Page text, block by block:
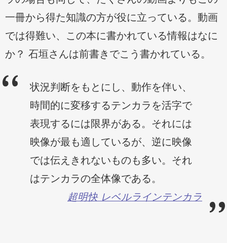
一冊から得た知識の方が役に立っている。動画
では得難い、この本に書かれている情報はなに
か？ 石垣さんは前書きでこう書かれている。
状況判断をもとにし、動作を伴い、
時間的に変移するテンカラを活字で
表現するには限界がある。それには
映像が最も適しているが、逆に映像
では伝えきれないものも多い。それ
はテンカラの全体像である。
超明快 レベルラインテンカラ